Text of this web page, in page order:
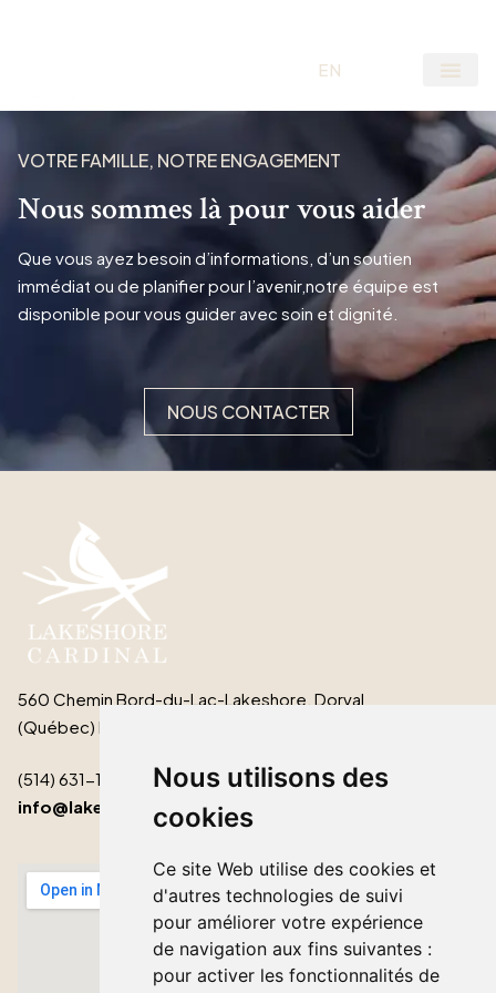
Nous utilisons des
cookies
Ce site Web utilise des cookies et
d'autres technologies de suivi
pour améliorer votre expérience
de navigation aux fins suivantes :
pour activer les fonctionnalités de
EN
VOTRE FAMILLE, NOTRE ENGAGEMENT
Nous sommes là pour vous aider
Que vous ayez besoin d’informations, d’un soutien
immédiat ou de planifier pour l’avenir,notre équipe est
disponible pour vous guider avec soin et dignité.
NOUS CONTACTER
560 Chemin Bord-du-Lac-Lakeshore, Dorval
(Québec) H9S 2B3
(514) 631-1511
info@lakeshorecardinal.ca